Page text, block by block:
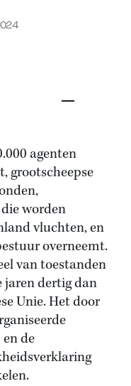
agenten
grootscheepse
worden
vluchten, en
overneemt.
van toestanden
jaren dertig dan
Unie. Het door
de